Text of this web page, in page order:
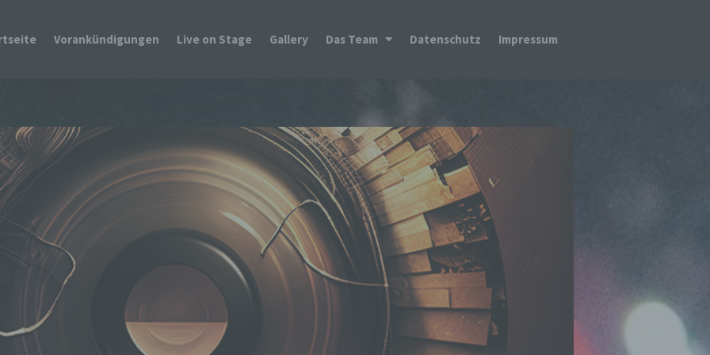
Vorankündigungen Live on Stage Gallery Das Team Datenschutz Impressum